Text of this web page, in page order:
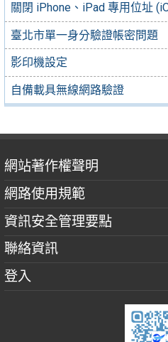
關閉 iPhone、iPad 專用位址
臺北市單一身分驗證帳密問題
影印機設定
自備載具無線網路驗證
網站著作權聲明
網路使用規範
資訊安全管理要點
聯絡資訊
登入